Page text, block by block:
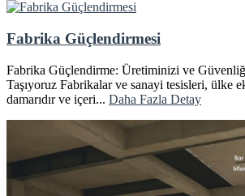
Fabrika Güçlendirmesi
Fabrika Güçlendirme: Üretiminizi ve
Taşıyoruz Fabrikalar ve sanayi tesisleri, ülke
damarıdır ve içeri... Daha Fazla Detay